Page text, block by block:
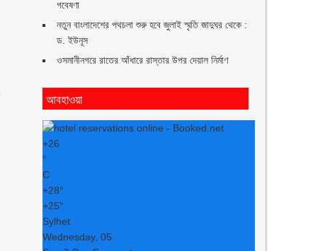
গবেষণা
নতুন বাংলাদেশের পথচলা শুরু হবে জুলাই স্মৃতি জাদুঘর থেকে :
ড. ইউনূস
ওসমানীনগরে রাতের আঁধারে রাস্তার উপর দেয়াল নির্মাণ
আবহাওয়া
+26
°
C
+28°
+25°
Sylhet
Wednesday, 05